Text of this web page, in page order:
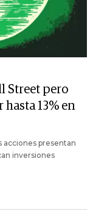
Street pero
13% en
acciones presentan
inversiones